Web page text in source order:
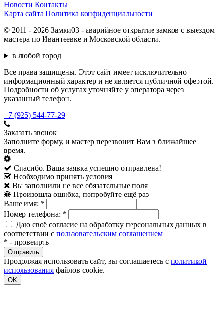
Новости Контакты
Карта сайта Политика конфиденциальности
© 2011 - 2026 Замки03 - аварийное открытие замков с выездом
мастера по Ивантеевке и Московской области.
в любой город
Все права защищены. Этот сайт имеет исключительно
информационный характер и не является публичной офертой.
Подробности об услугах уточняйте у оператора через
указанный телефон.
+7 (925) 544-77-29
Заказать звонок
Заполните форму, и мастер перезвонит Вам в ближайшее
время.
Спасибо. Ваша заявка успешно отправлена!
Необходимо принять условия
Вы заполнили не все обязательные поля
Произошла ошибка, попробуйте ещё раз
Ваше имя: *
Номер телефона: *
Даю своё согласие на обработку персональных данных в
соответствии с пользовательским соглашением
* - провеирть
Продолжая использовать сайт, вы соглашаетесь с политикой
использования файлов cookie.
OK